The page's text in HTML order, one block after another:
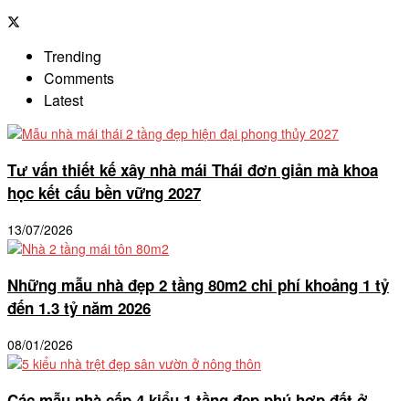
Trending
Comments
Latest
Tư vấn thiết kế xây nhà mái Thái đơn giản mà khoa
học kết cấu bền vững 2027
13/07/2026
Những mẫu nhà đẹp 2 tầng 80m2 chi phí khoảng 1 tỷ
đến 1.3 tỷ năm 2026
08/01/2026